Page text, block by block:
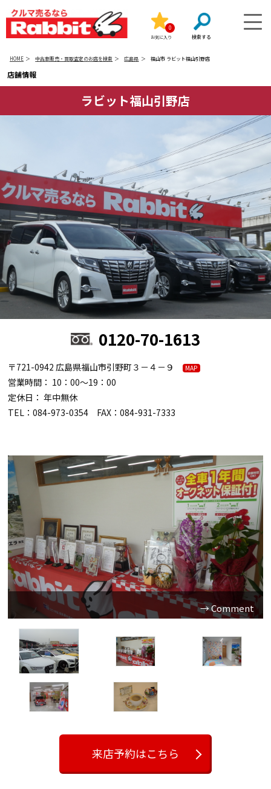
お気に入り
0
HOME 中古車販売・買取査定のお店を検索 広島県 福山市 ラビット福山引野店
店舗情報
ラビット福山引野店
0120-70-1613
〒721-0942 広島県福山市引野町３－４－９ MAP
営業時間： 10：00～19：00
定休日： 年中無休
TEL：084-973-0354 FAX：084-931-7333
数多くの賞を受賞しています！全国トップクラスの買取台
数店舗の、高額査定にご期待下さい♪
来店予約はこちら